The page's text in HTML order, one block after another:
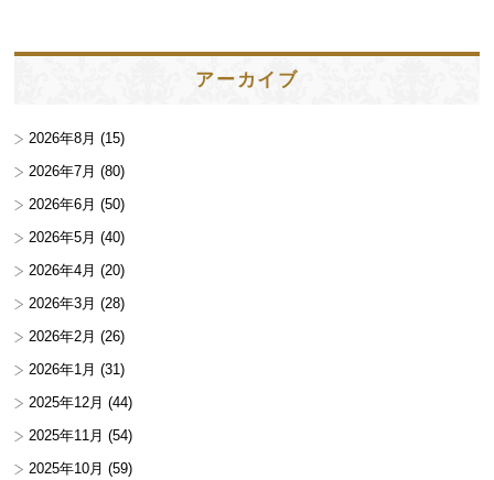
アーカイブ
2026年8月 (15)
2026年7月 (80)
2026年6月 (50)
2026年5月 (40)
2026年4月 (20)
2026年3月 (28)
2026年2月 (26)
2026年1月 (31)
2025年12月 (44)
2025年11月 (54)
2025年10月 (59)